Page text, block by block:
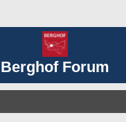
Berghof Forum